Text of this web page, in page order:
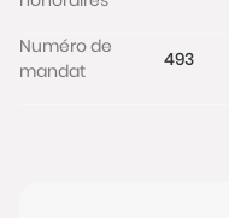
Numéro de
mandat
493